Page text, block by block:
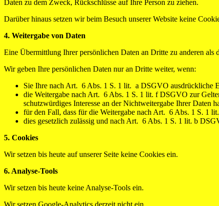
Daten zu dem Zweck, Rückschlüsse auf Ihre Person zu ziehen.
Darüber hinaus setzen wir beim Besuch unserer Website keine
4. Weitergabe von Daten
Eine Übermittlung Ihrer persönlichen Daten an Dritte zu anderen
Wir geben Ihre persönlichen Daten nur an Dritte weiter, wenn:
Sie Ihre nach Art. 6 Abs. 1 S. 1 lit. a DSGVO ausdrückliche
die Weitergabe nach Art. 6 Abs. 1 S. 1 lit. f DSGVO zur
schutzwürdiges Interesse an der Nichtweitergabe Ihrer Daten
für den Fall, dass für die Weitergabe nach Art. 6 Abs. 1 S. 1
dies gesetzlich zulässig und nach Art. 6 Abs. 1 S. 1 lit. b
5. Cookies
Wir setzen bis heute auf unserer Seite keine Cookies ein.
6. Analyse-Tools
Wir setzen bis heute keine Analyse-Tools ein.